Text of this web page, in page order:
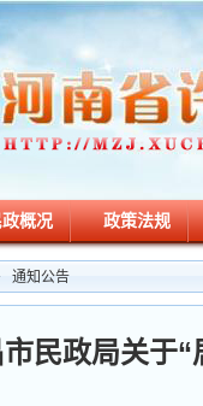
概况 政策法规
通知公告
民政局关于